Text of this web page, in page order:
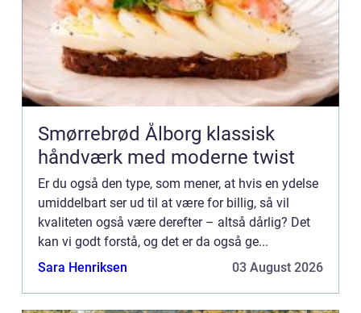
Smørrebrød Ålborg klassisk
håndværk med moderne twist
Er du også den type, som mener, at hvis en ydelse
umiddelbart ser ud til at være for billig, så vil
kvaliteten også være derefter – altså dårlig? Det
kan vi godt forstå, og det er da også ge...
Sara Henriksen
03 August 2026